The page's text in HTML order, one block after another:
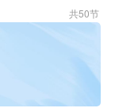
共50节